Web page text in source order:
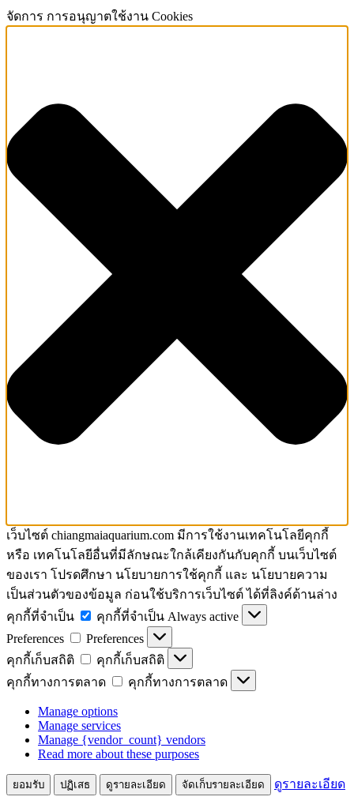
จัดการ การอนุญาตใช้งาน Cookies
เว็บไซต์ chiangmaiaquarium.com มีการใช้งานเทคโนโลยีคุกกี้
หรือ เทคโนโลยีอื่นที่มีลักษณะใกล้เคียงกันกับคุกกี้ บนเว็บไซต์
ของเรา โปรดศึกษา นโยบายการใช้คุกกี้ และ นโยบายความ
เป็นส่วนตัวของข้อมูล ก่อนใช้บริการเว็บไซต์ ได้ที่ลิงค์ด้านล่าง
คุกกี้ที่จำเป็น
คุกกี้ที่จำเป็น Always active
Preferences
Preferences
คุกกี้เก็บสถิติ
คุกกี้เก็บสถิติ
คุกกี้ทางการตลาด
คุกกี้ทางการตลาด
Manage options
Manage services
Manage {vendor_count} vendors
Read more about these purposes
ยอมรับ ปฏิเสธ ดูรายละเอียด จัดเก็บรายละเอียด ดูรายละเอียด